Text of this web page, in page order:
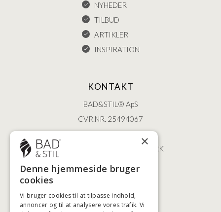
NYHEDER
TILBUD
ARTIKLER
INSPIRATION
KONTAKT
BAD&STIL® ApS
CVR.NR. 25494067
ØSTERBROGADE 202
2100 KØBENHAVN • DANMARK
+45 3920 5084
×
Denne hjemmeside bruger
cookies
Vi bruger cookies til at tilpasse indhold,
annoncer og til at analysere vores trafik. Vi